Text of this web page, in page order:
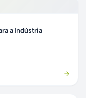
a Indústria